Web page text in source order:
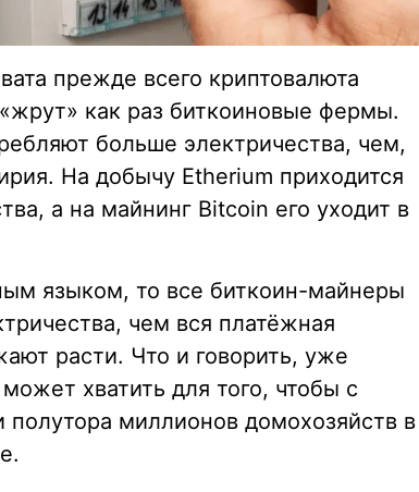
прежде всего криптовалюта
как раз биткоиновые фермы.
больше электричества, чем,
На добычу Etherium приходится
а на майнинг Bitcoin его уходит в
языком, то все биткоин-майнеры
чем вся платёжная
расти. Что и говорить, уже
хватить для того, чтобы с
полутора миллионов домохозяйств в